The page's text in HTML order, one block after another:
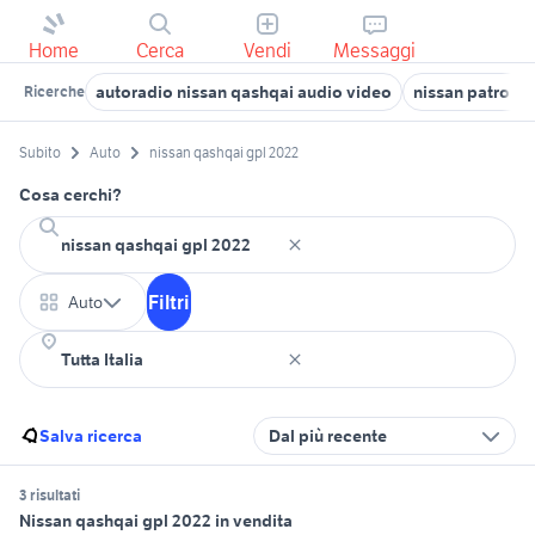
Home Cerca Vendi Messaggi
Ricerche autoradio nissan qashqai audio video nissan patrol
Subito Auto nissan qashqai gpl 2022
Cosa cerchi?
Auto Filtri
Salva ricerca Dal più recente
3 risultati
Nissan qashqai gpl 2022 in vendita